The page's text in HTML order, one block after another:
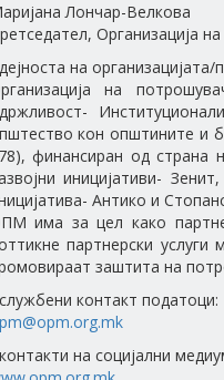
Лончар-Велкова
Организација
на организацијата/
на
кон општините и
финансиран од страна
иницијативи-
Антико и
има за цел како
партнерски
заштита на
контакт податоци:
на социјални